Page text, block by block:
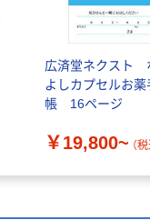
広済堂ネクスト
よしカプセルお薬
帳 16ページ
￥19,800~ （